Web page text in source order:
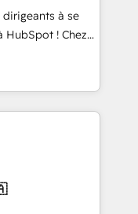
staff has earned
HubSpot
à se
HubSpot ! Chez
que la
web,
! C'est
capables de
et le pilotage
données. 🚀